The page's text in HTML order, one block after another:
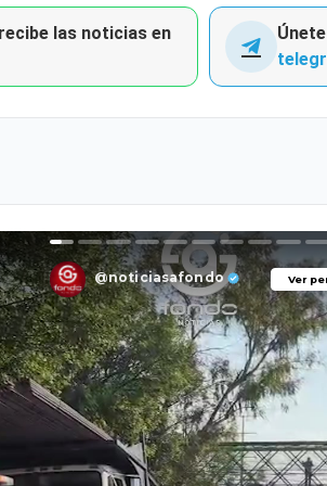
las noticias en
Ver
@noticiasafondo Ver